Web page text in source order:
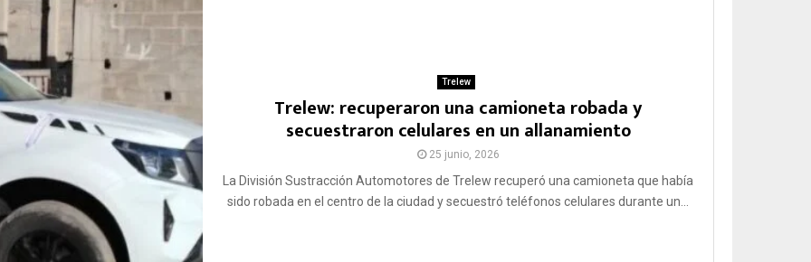
Trelew
Trelew: recuperaron una camioneta robada y
secuestraron celulares en un allanamiento
25 junio, 2026
La División Sustracción Automotores de Trelew recuperó una camioneta que había
sido robada en el centro de la ciudad y secuestró teléfonos celulares durante un...